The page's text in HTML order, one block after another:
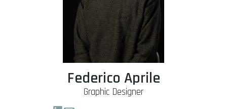
Federico Aprile
Graphic Designer